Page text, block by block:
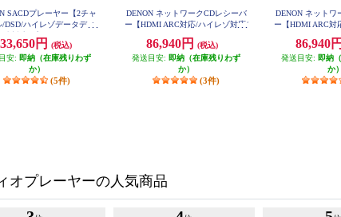
SACDプレーヤー【2チャ
/DSD/ハイレゾデータディ
】 DCD-1700NE-SP
円
(税込)
安: 即納（在庫残りわず
か）
(5件)
DENON ネットワークCDレシーバ
ー【HDMI ARC対応/ハイレゾ対応/
ー/ブラック】 RCD-N12K
86,940円
(税込)
発送目安: 即納（在庫残りわず
か）
(3件)
DENON ネットワ
ー【HDMI ARC対
ー/ホワイト】
86,940円
発送目安: 即納
か）
オプレーヤーの人気商品